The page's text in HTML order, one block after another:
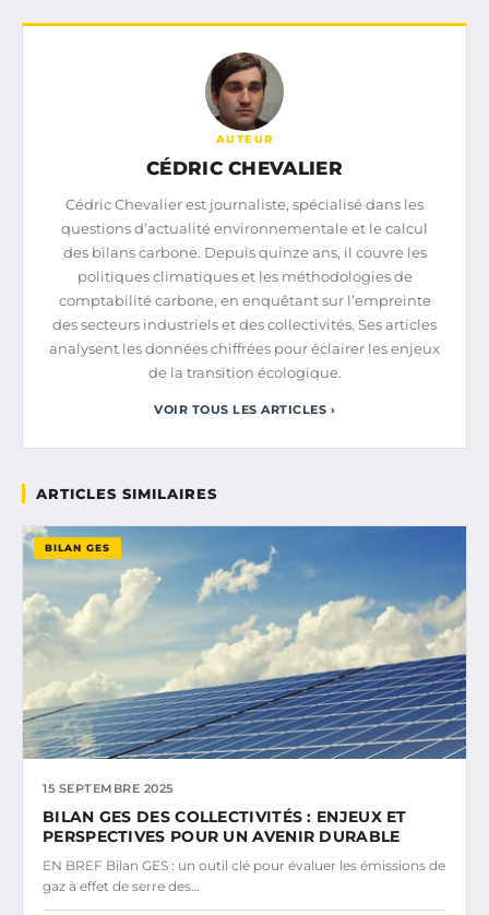
AUTEUR
CÉDRIC CHEVALIER
Cédric Chevalier est journaliste, spécialisé dans les
questions d’actualité environnementale et le calcul
des bilans carbone. Depuis quinze ans, il couvre les
politiques climatiques et les méthodologies de
comptabilité carbone, en enquêtant sur l’empreinte
des secteurs industriels et des collectivités. Ses articles
analysent les données chiffrées pour éclairer les enjeux
de la transition écologique.
VOIR TOUS LES ARTICLES ›
ARTICLES SIMILAIRES
BILAN GES
15 SEPTEMBRE 2025
BILAN GES DES COLLECTIVITÉS : ENJEUX ET
PERSPECTIVES POUR UN AVENIR DURABLE
EN BREF Bilan GES : un outil clé pour évaluer les émissions de
gaz à effet de serre des…